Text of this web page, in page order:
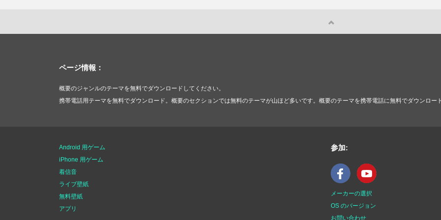
ページ情報：
概要のジャンルのテーマを無料でダウンロードしてください。
携帯電話用テーマを無料でダウンロード。概要のセクションでは無料のテーマが山ほど多いです。概要のテーマを携帯電話に無料でダウンロー
Android 用ゲーム
iPhone 用ゲーム
着信音
ライブ壁紙
無料壁紙
アプリ
参加:
メーカーの選択
OS のバージョン
お問い合わせ